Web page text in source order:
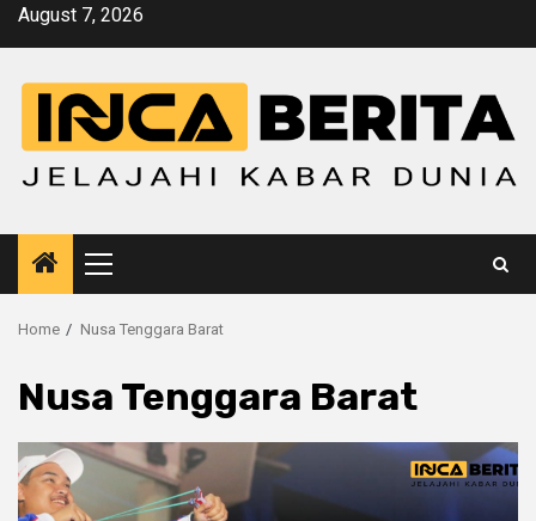
SkipAugust 7, 2026
Primary
Menu
Home Nusa Tenggara Barat
Nusa Tenggara Barat